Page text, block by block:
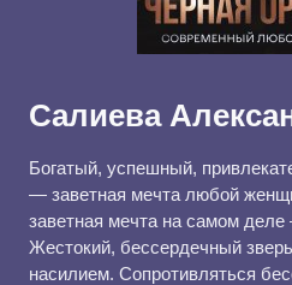
Салиева
Богатый, успешный,
— заветная мечта любой
заветная мечта на самом
Жестокий, бессердечный
насилием. Сопротивляться